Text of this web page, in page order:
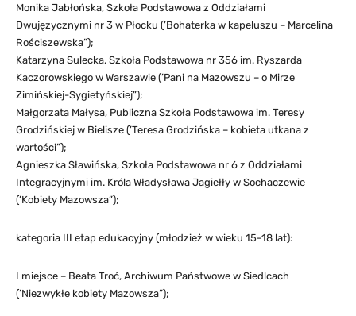
Monika Jabłońska, Szkoła Podstawowa z Oddziałami
Dwujęzycznymi nr 3 w Płocku (’Bohaterka w kapeluszu – Marcelina
Rościszewska”);
Katarzyna Sulecka, Szkoła Podstawowa nr 356 im. Ryszarda
Kaczorowskiego w Warszawie (’Pani na Mazowszu – o Mirze
Zimińskiej-Sygietyńskiej”);
Małgorzata Małysa, Publiczna Szkoła Podstawowa im. Teresy
Grodzińskiej w Bielisze (’Teresa Grodzińska – kobieta utkana z
wartości”);
Agnieszka Sławińska, Szkoła Podstawowa nr 6 z Oddziałami
Integracyjnymi im. Króla Władysława Jagiełły w Sochaczewie
(’Kobiety Mazowsza”);
kategoria III etap edukacyjny (młodzież w wieku 15-18 lat):
I miejsce – Beata Troć, Archiwum Państwowe w Siedlcach
(’Niezwykłe kobiety Mazowsza”);